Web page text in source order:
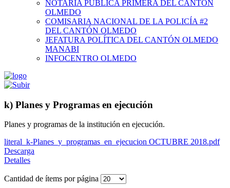
NOTARIA PÚBLICA PRIMERA DEL CANTÓN
OLMEDO
COMISARIA NACIONAL DE LA POLICÍA #2
DEL CANTÓN OLMEDO
JEFATURA POLÍTICA DEL CANTÓN OLMEDO
MANABI
INFOCENTRO OLMEDO
k) Planes y Programas en ejecución
Planes y programas de la institución en ejecución.
literal_k-Planes_y_programas_en_ejecucion OCTUBRE 2018.pdf
Descarga
Detalles
Cantidad de ítems por página